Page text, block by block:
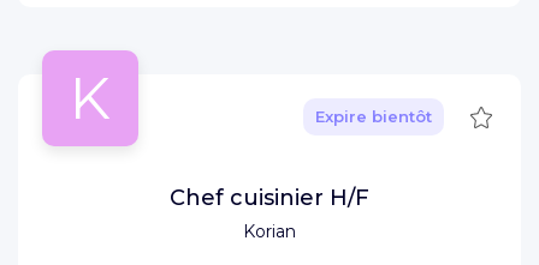
K
Korian
Expire bientôt
Chef cuisinier H/F